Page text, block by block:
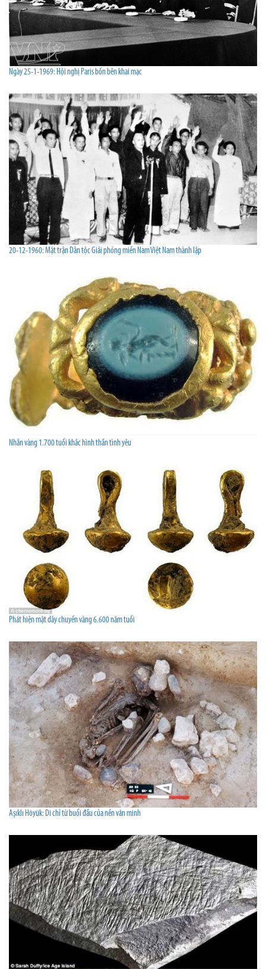
Ngày 25-1-1969: Hội nghị Paris bốn bên khai mạc
20-12-1960: Mặt trận Dân tộc Giải phóng miền Nam Việt Nam thành lập
Nhẫn vàng 1.700 tuổi khắc hình thần tình yêu
Phát hiện mặt dây chuyền vàng 6.600 năm tuổi
Aşıklı Höyük: Di chỉ từ buổi đầu của nền văn minh